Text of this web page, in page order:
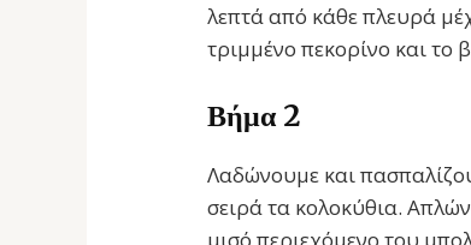
λεπτά από κάθε πλευρά
τριμμένο πεκορίνο και το
Βήμα 2
Λαδώνουμε και
σειρά τα κολοκύθια.